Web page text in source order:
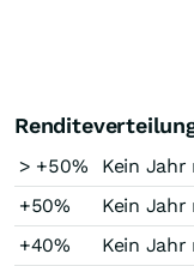
> +50%
Kein
+50%
Kein
+40%
Kein